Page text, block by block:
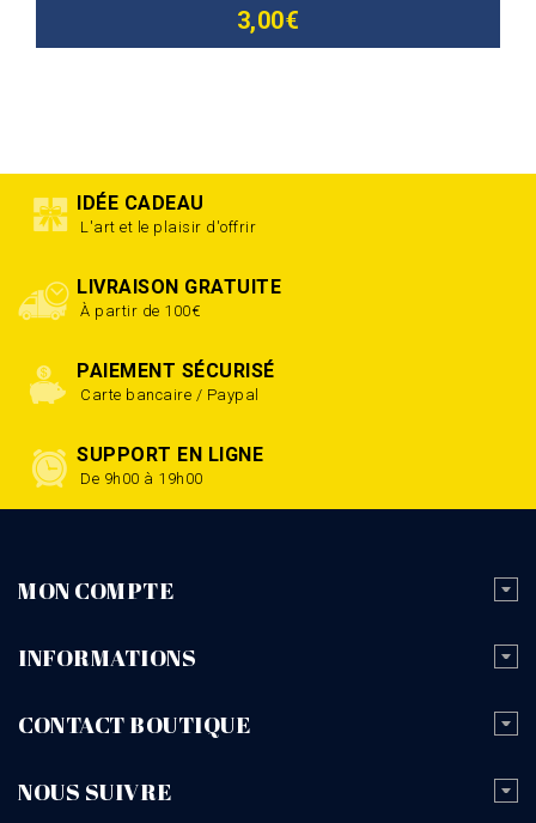
3,00€
IDÉE CADEAU
L'art et le plaisir d'offrir
LIVRAISON GRATUITE
À partir de 100€
PAIEMENT SÉCURISÉ
Carte bancaire / Paypal
SUPPORT EN LIGNE
De 9h00 à 19h00
MON COMPTE
INFORMATIONS
CONTACT BOUTIQUE
NOUS SUIVRE